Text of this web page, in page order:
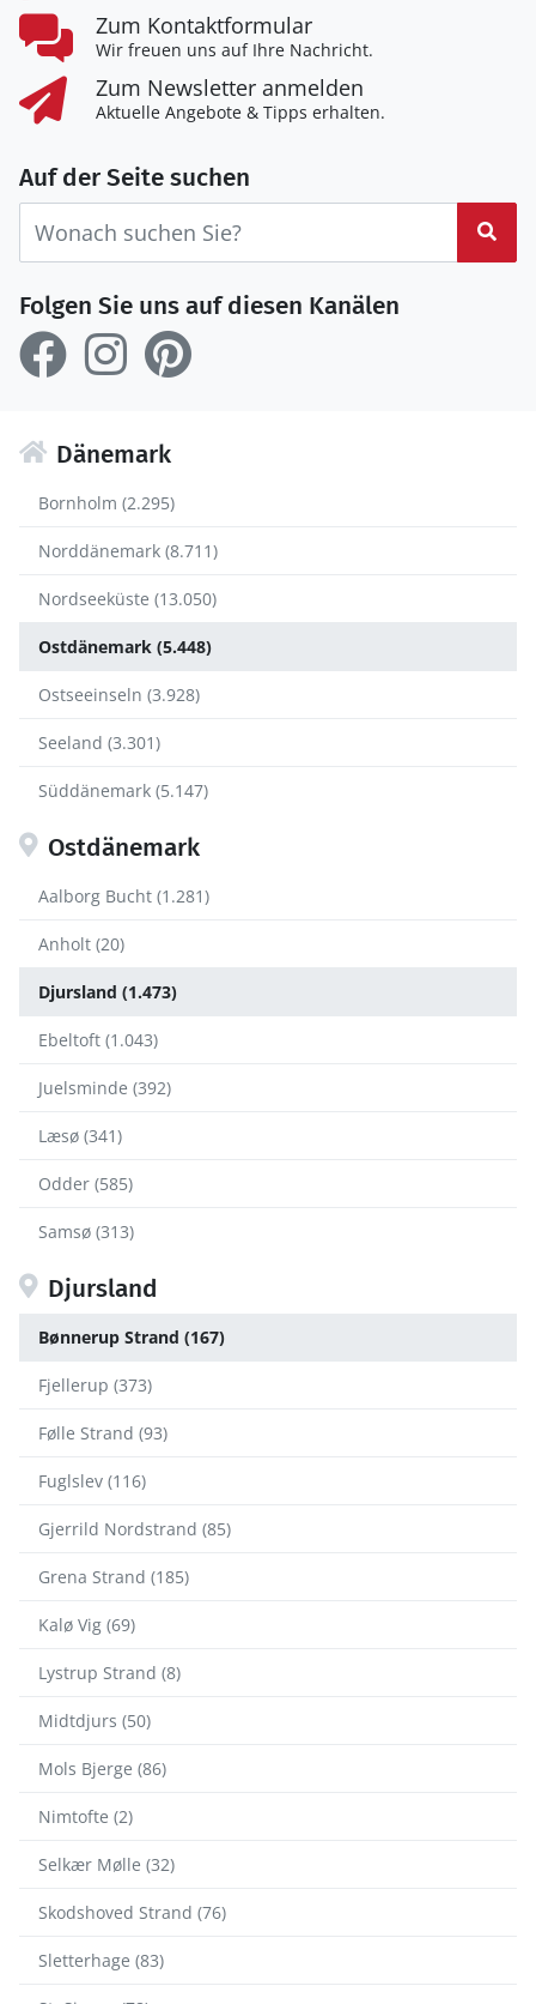
Zum Kontaktformular
Wir freuen uns auf Ihre Nachricht.
Zum Newsletter anmelden
Aktuelle Angebote & Tipps erhalten.
Auf der Seite suchen
Folgen Sie uns auf diesen Kanälen
Dänemark
Bornholm (2.295)
Norddänemark (8.711)
Nordseeküste (13.050)
Ostdänemark (5.448)
Ostseeinseln (3.928)
Seeland (3.301)
Süddänemark (5.147)
Ostdänemark
Aalborg Bucht (1.281)
Anholt (20)
Djursland (1.473)
Ebeltoft (1.043)
Juelsminde (392)
Læsø (341)
Odder (585)
Samsø (313)
Djursland
Bønnerup Strand (167)
Fjellerup (373)
Følle Strand (93)
Fuglslev (116)
Gjerrild Nordstrand (85)
Grena Strand (185)
Kalø Vig (69)
Lystrup Strand (8)
Midtdjurs (50)
Mols Bjerge (86)
Nimtofte (2)
Selkær Mølle (32)
Skodshoved Strand (76)
Sletterhage (83)